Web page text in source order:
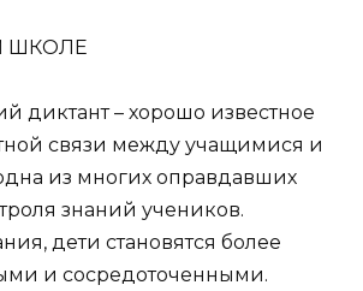
ШКОЛЕ
диктант – хорошо известное
связи между учащимися и
из многих оправдавших
знаний учеников.
дети становятся более
и сосредоточенными.